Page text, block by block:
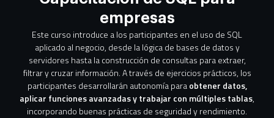
empresas
Este curso introduce a los participantes en el uso de SQL
aplicado al negocio, desde la lógica de bases de datos y
servidores hasta la construcción de consultas para extraer,
filtrar y cruzar información. A través de ejercicios prácticos, los
participantes desarrollarán autonomía paraobtener datos,
aplicar funciones avanzadas y trabajar con múltiples tablas,
incorporando buenas prácticas de seguridad y rendimiento.